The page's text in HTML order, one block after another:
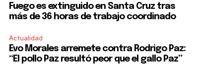
Fuego es extinguido en Santa Cruz tras
más de 36 horas de trabajo coordinado
Actualidad
Evo Morales arremete contra Rodrigo Paz:
“El pollo Paz resultó peor que el gallo Paz”